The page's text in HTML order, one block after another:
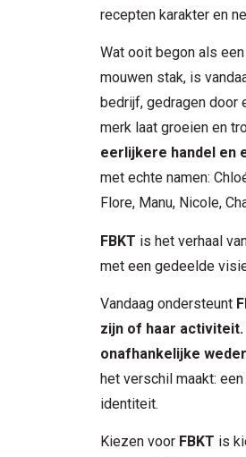
recepten karakter en
Wat ooit begon als
mouwen stak, is
bedrijf, gedragen door
merk laat groeien en
eerlijkere handel en
met echte namen:
Flore, Manu, Nicole,
FBKT is het verhaal
met een gedeelde
Vandaag ondersteunt
zijn of haar activiteit.
onafhankelijke
het verschil maakt:
identiteit.
Kiezen voor FBKT is